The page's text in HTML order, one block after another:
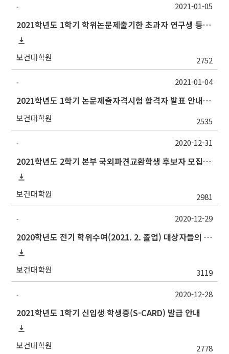
-
2021학년도 1학기 학위논문제출기한 초과자 연구생 등록 신청 안내
보건대학원 2752
2021-01-05
-
2021학년도 1학기 논문제출자격시험 합격자 발표 안내(1/4 오후)
보건대학원 2535
2021-01-04
-
2021학년도 2학기 본부 국외파견교환학생 후보자 모집(기한연장)
보건대학원 2981
2020-12-31
-
2020학년도 전기 학위수여(2021. 2. 졸업) 대상자들의 최종인준 논문 제출 관련 안내
보건대학원 3119
2020-12-29
-
2021학년도 1학기 신입생 학생증(S-CARD) 발급 안내
보건대학원 2778
2020-12-28